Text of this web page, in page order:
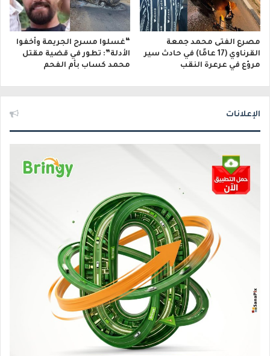
مصرع الفتى محمد جمعة
القرناوي (17 عامًا) في حادث سير
مروّع في عرعرة النقب
“غسلوا مسرح الجريمة وأخفوا
الأدلة”: تطور في قضية مقتل
محمد كساب بأم الفحم
الإعلانات